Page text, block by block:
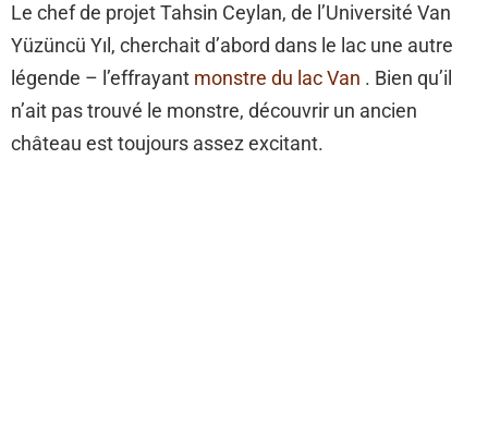
Le chef de projet Tahsin Ceylan, de l’Université Van
Yüzüncü Yıl, cherchait d’abord dans le lac une autre
légende – l’effrayant monstre du lac Van . Bien qu’il
n’ait pas trouvé le monstre, découvrir un ancien
château est toujours assez excitant.